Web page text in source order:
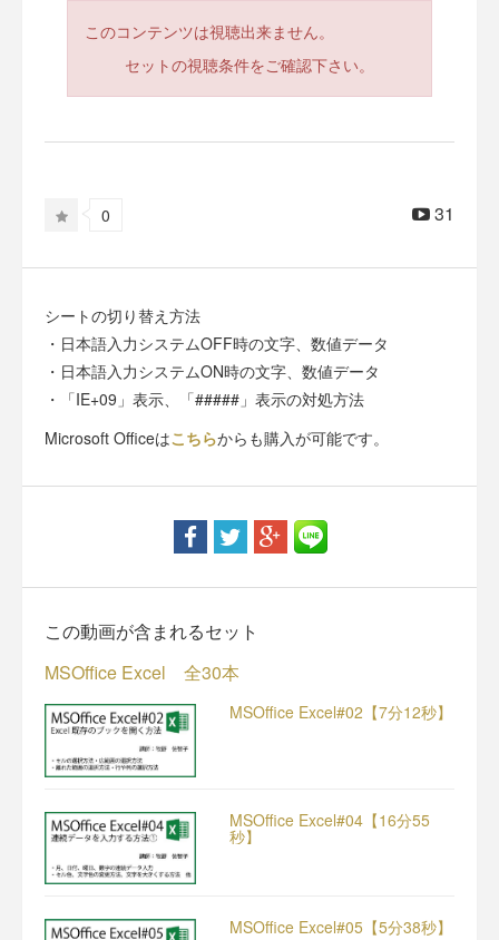
このコンテンツは視聴出来ません。
セットの視聴条件をご確認下さい。
0 31
シートの切り替え方法
・日本語入力システムOFF時の文字、数値データ
・日本語入力システムON時の文字、数値データ
・「IE+09」表示、「#####」表示の対処方法
Microsoft Officeはこちらからも購入が可能です。
この動画が含まれるセット
MSOffice Excel 全30本
MSOffice Excel#02【7分12秒】
MSOffice Excel#04【16分55
秒】
MSOffice Excel#05【5分38秒】